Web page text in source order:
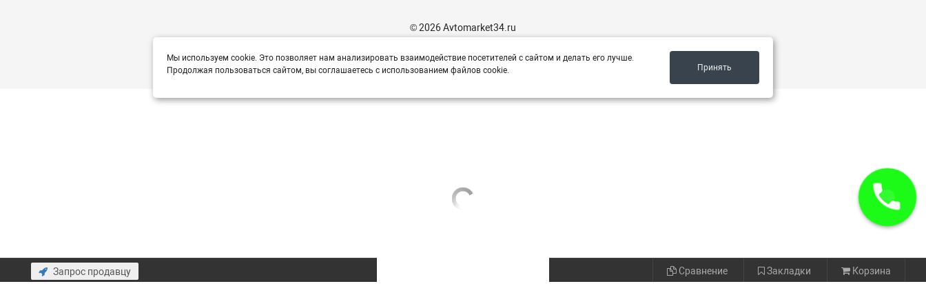
© 2026 Avtomarket34.ru
Мы используем cookie. Это позволяет нам анализировать взаимодействие посетителей с сайтом и делать его лучше.
Продолжая пользоваться сайтом, вы соглашаетесь с использованием файлов cookie.
Принять
Запрос продавцу Сравнение Закладки Корзина